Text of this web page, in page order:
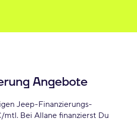
Angebote
Jeep-Finanzierungs-
mtl. Bei Allane finanzierst Du